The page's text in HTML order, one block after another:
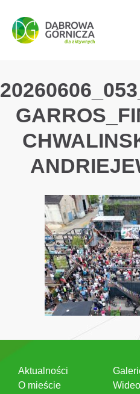
PRZEJDŹ DO MENU
PRZEJDŹ DO
PRZEJDŹ DO TREŚCI
Aktualności
O mieście
Wideo